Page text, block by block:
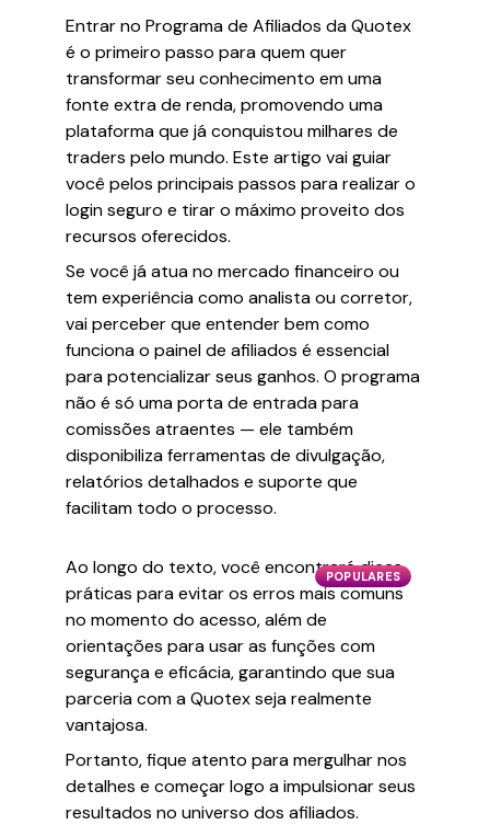
Entrar no Programa de Afiliados da Quotex
é o primeiro passo para quem quer
transformar seu conhecimento em uma
fonte extra de renda, promovendo uma
plataforma que já conquistou milhares de
traders pelo mundo. Este artigo vai guiar
você pelos principais passos para realizar o
login seguro e tirar o máximo proveito dos
recursos oferecidos.
Se você já atua no mercado financeiro ou
tem experiência como analista ou corretor,
vai perceber que entender bem como
funciona o painel de afiliados é essencial
para potencializar seus ganhos. O programa
não é só uma porta de entrada para
comissões atraentes — ele também
disponibiliza ferramentas de divulgação,
relatórios detalhados e suporte que
facilitam todo o processo.
POPULARES
Ao longo do texto, você encontrará dicas
práticas para evitar os erros mais comuns
no momento do acesso, além de
orientações para usar as funções com
segurança e eficácia, garantindo que sua
parceria com a Quotex seja realmente
vantajosa.
Portanto, fique atento para mergulhar nos
detalhes e começar logo a impulsionar seus
resultados no universo dos afiliados.